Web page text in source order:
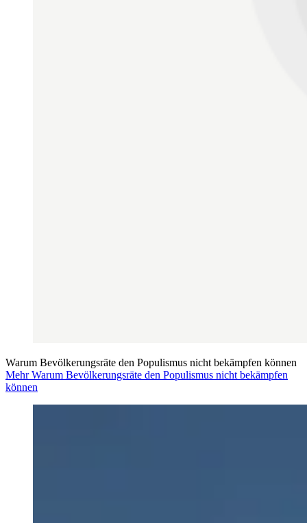
Warum Bevölkerungsräte den Populismus nicht bekämpfen können
Mehr Warum Bevölkerungsräte den Populismus nicht bekämpfen
können